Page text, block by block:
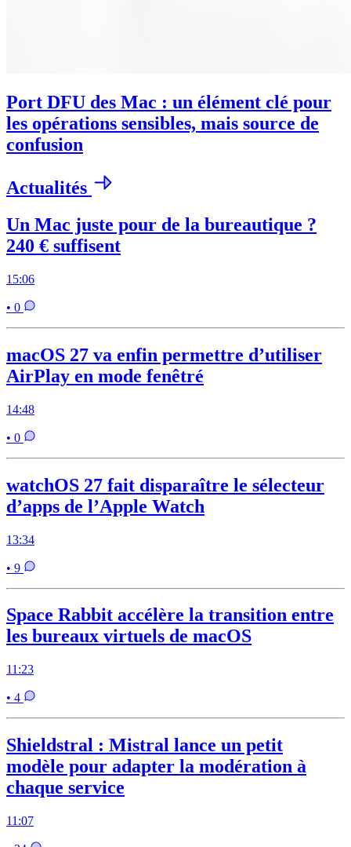
Port DFU des Mac : un élément clé pour
les opérations sensibles, mais source de
confusion
Actualités
Un Mac juste pour de la bureautique ?
240 € suffisent
15:06
• 0
macOS 27 va enfin permettre d’utiliser
AirPlay en mode fenêtré
14:48
• 0
watchOS 27 fait disparaître le sélecteur
d’apps de l’Apple Watch
13:34
• 9
Space Rabbit accélère la transition entre
les bureaux virtuels de macOS
11:23
• 4
Shieldstral : Mistral lance un petit
modèle pour adapter la modération à
chaque service
11:07